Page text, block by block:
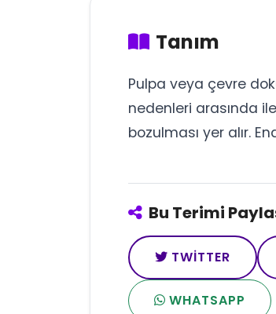
Tanım
Pulpa veya çevre
nedenleri arasında
bozulması yer alır.
Bu Terimi
TWITTER
WHATSAPP